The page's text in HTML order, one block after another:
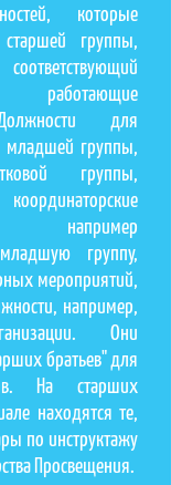
которые
группы,
работающие
для
группы,
группы,
например
группу,
мероприятий,
например,
Они
братьев" для
На старших
находятся те,
по инструктажу
Просвещения.